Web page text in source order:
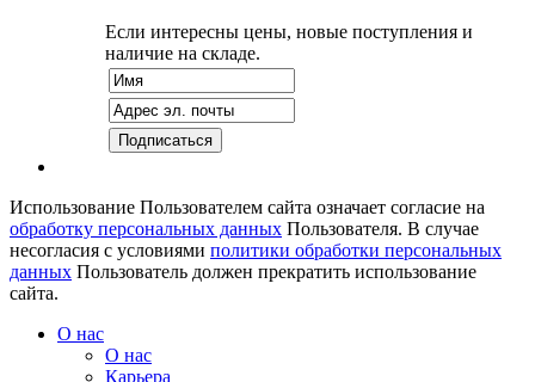
Если интересны цены, новые поступления и
наличие на складе.
Использование Пользователем сайта означает согласие на
обработку персональных данных Пользователя. В случае
несогласия с условиями политики обработки персональных
данных Пользователь должен прекратить использование
сайта.
О нас
О нас
Карьера